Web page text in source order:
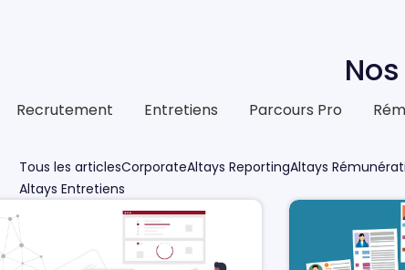
Recrutement Entretiens Parcours Pro
Tous les articlesCorporateAltays ReportingAltays
Altays Entretiens